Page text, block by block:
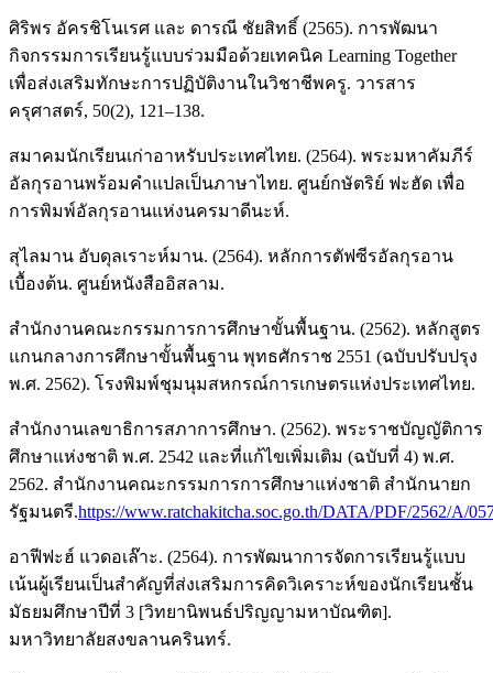
ศิริพร อัครชิโนเรศ และ ดารณี ชัยสิทธิ์ (2565). การพัฒนา
กิจกรรมการเรียนรู้แบบร่วมมือด้วยเทคนิค Learning Together
เพื่อส่งเสริมทักษะการปฏิบัติงานในวิชาชีพครู. วารสาร
ครุศาสตร์, 50(2), 121–138.
สมาคมนักเรียนเก่าอาหรับประเทศไทย. (2564). พระมหาคัมภีร์
อัลกุรอานพร้อมคำแปลเป็นภาษาไทย. ศูนย์กษัตริย์ ฟะฮัด เพื่อ
การพิมพ์อัลกุรอานแห่งนครมาดีนะห์.
สุไลมาน อับดุลเราะห์มาน. (2564). หลักการตัฟซีรอัลกุรอาน
เบื้องต้น. ศูนย์หนังสืออิสลาม.
สำนักงานคณะกรรมการการศึกษาขั้นพื้นฐาน. (2562). หลักสูตร
แกนกลางการศึกษาขั้นพื้นฐาน พุทธศักราช 2551 (ฉบับปรับปรุง
พ.ศ. 2562). โรงพิมพ์ชุมนุมสหกรณ์การเกษตรแห่งประเทศไทย.
สำนักงานเลขาธิการสภาการศึกษา. (2562). พระราชบัญญัติการ
ศึกษาแห่งชาติ พ.ศ. 2542 และที่แก้ไขเพิ่มเติม (ฉบับที่ 4) พ.ศ.
2562. สำนักงานคณะกรรมการการศึกษาแห่งชาติ สำนักนายก
รัฐมนตรี.https://www.ratchakitcha.soc.go.th/DATA/PDF/2562/A/
อาฟีฟะฮ์ แวดอเล๊าะ. (2564). การพัฒนาการจัดการเรียนรู้แบบ
เน้นผู้เรียนเป็นสำคัญที่ส่งเสริมการคิดวิเคราะห์ของนักเรียนชั้น
มัธยมศึกษาปีที่ 3 [วิทยานิพนธ์ปริญญามหาบัณฑิต].
มหาวิทยาลัยสงขลานครินทร์.